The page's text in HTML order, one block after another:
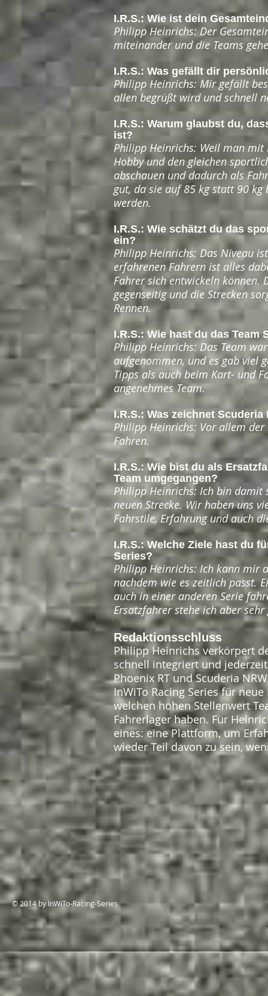
I.R.S.: Wie ist dein
Philipp Heinrichs: Der
miteinander und die Teams
I.R.S.: Was gefällt dir
Philipp Heinrichs: Mir gefällt
allen begrüßt wird und schnell
I.R.S.: Warum glaubst du,
ist?
Philipp Heinrichs: Weil man
Hobby und den gleichen
abschauen und dadurch als
gut, da sie auf 85 kg statt 90 kg
werden.
I.R.S.: Wie schätzt du das
ein?
Philipp Heinrichs: Das Niveau
erfahrenen Fahrern ist alles
Fahrer sich entwickeln können.
gegenseitig und die Strecken
Rennen.
I.R.S.: Wie hast du das Team
Philipp Heinrichs: Das Team
aufgenommen, und es gab viel
Tipps als auch beim Kart- und
angenehmes Team.
I.R.S.: Was zeichnet
Philipp Heinrichs: Vor allem
Fahren.
I.R.S.: Wie bist du als
Team umgegangen?
Philipp Heinrichs: Ich bin damit
neuen Strecke. Wir haben uns
Fahrstile, Erfahrung und auch
I.R.S.: Welche Ziele hast du
Series?
Philipp Heinrichs: Ich kann mir
nachdem wie es zeitlich passt.
auch in einer anderen Serie
Ersatzfahrer stehe ich aber
Redaktionsschluss
Philipp Heinrichs verkörpert
schnell integriert und
Phoenix RT und Scuderia
InWiTo Racing Series für
welchen hohen Stellenwert
Fahrerlager haben. Für
eines: eine Plattform, um
wieder Teil davon zu sein,
© 2014 by InWiTo-Racing-Series